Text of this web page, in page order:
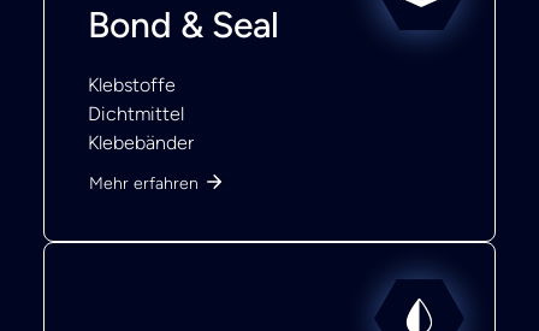
Bond & Seal
Klebstoffe
Dichtmittel
Klebebänder
Mehr erfahren